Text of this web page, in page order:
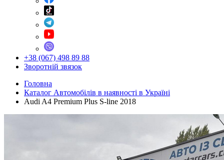
+38 (067) 498 89 88
Зворотній звязок
Головна
Каталог Автомобілів в наявності в Україні
Audi A4 Premium Plus S-line 2018